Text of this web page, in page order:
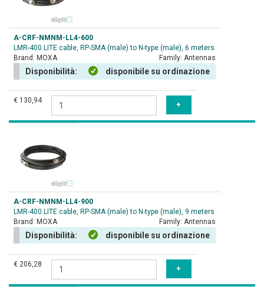
A-CRF-NMNM-LL4-600
LMR-400 LITE cable, RP-SMA (male) to N-type (male), 6 meters
Brand: MOXA Family: Antennas
Disponibilità: disponibile su ordinazione
€ 130,94
A-CRF-NMNM-LL4-900
LMR-400 LITE cable, RP-SMA (male) to N-type (male), 9 meters
Brand: MOXA Family: Antennas
Disponibilità: disponibile su ordinazione
€ 206,28